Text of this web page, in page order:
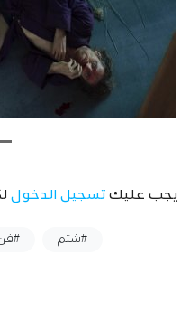
يجب عليك تسجيل الدخول
#شتم